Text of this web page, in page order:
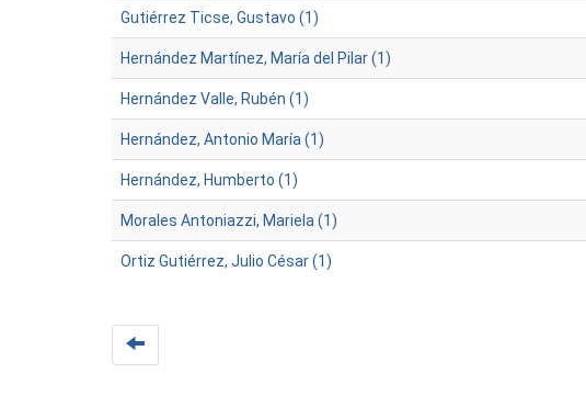
Gutiérrez Ticse, Gustavo (1)
Hernández Martínez, María del Pilar (1)
Hernández Valle, Rubén (1)
Hernández, Antonio María (1)
Hernández, Humberto (1)
Morales Antoniazzi, Mariela (1)
Ortiz Gutiérrez, Julio César (1)